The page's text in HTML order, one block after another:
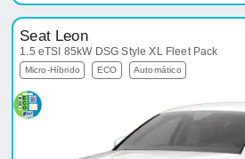
Seat Leon
1.5 eTSI 85kW DSG Style XL Fleet Pack
Micro-Híbrido ECO Automático